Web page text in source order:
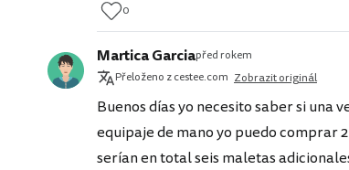
0
Martica Garciapřed rokem
Přeloženo z cestee.com Zobrazit originál
Buenos días yo necesito saber si una
equipaje de mano yo puedo comprar
serían en total seis maletas